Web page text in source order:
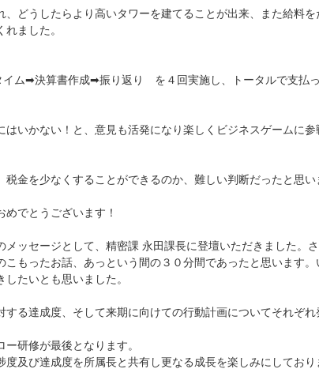
どうしたらより高いタワーを建てることが出来、また給料を
ました。
ム➡決算書作成➡振り返り を４回実施し、トータルで支払
はいかない！と、意見も活発になり楽しくビジネスゲームに参
金を少なくすることができるのか、難しい判断だったと思い
でとうございます！
ッセージとして、精密課 永田課長に登壇いただきました。さ
こもったお話、あっという間の３０分間であったと思います。
たいとも思いました。
る達成度、そして来期に向けての行動計画についてそれぞれ
研修が最後となります。
及び達成度を所属長と共有し更なる成長を楽しみにしており